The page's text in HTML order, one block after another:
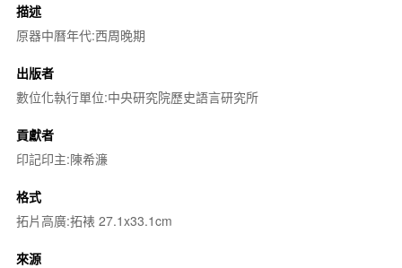
描述
原器中曆年代:西周晚期
出版者
數位化執行單位:中央研究院歷史語言研究所
貢獻者
印記印主:陳希濂
格式
拓片高廣:拓裱 27.1x33.1cm
來源